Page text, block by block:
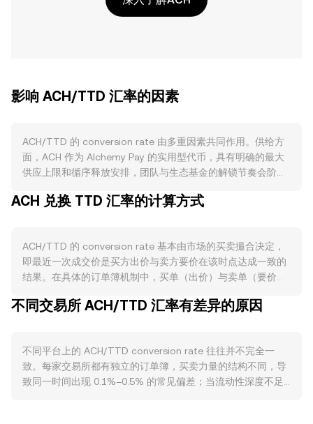
影响 ACH/TTD 汇率的因素
ACH/TTD 的 conversion rate 由多重因素共同作用。供给方
面，ACH 作为 Alchemy Pay 的实用型代币，具有明确的最大
供应上限和循序释放安排，团队与生态基金的解锁节奏会阶段
（若经社区治理通过）则可能减少流通供给；此外，生态激励
网关、以及商户支付网络直接相关：跨境收单整合、与电商和
支付渠道的对接、交易费抵扣与奖励机制、以及新地区或合作
伙伴上线时的网络活跃度，都会提升对 ACH 的使用与持有需
场的风险偏好与资金流向往往主导短期波动；TTD 的强弱也会
基本面与汇制变化，都会反映到以 TTD 展示的价格中。监管
方面，作为连接法币与加密资产的支付与出入金网络，任何关
于牌照、KYC/AML 要求、地区性合规准入及对支付类代币的
ACH 兑换 TTD 汇率的计算方式
ACH/TTD 的 conversion rate 基本由市场的买卖撮合决定，
即最近一次成交价是买方出价与卖方要价在该时点达成一致的
结果。在具体的订单簿机制中，买单（出价）与卖单（要价）
称为点差，而两者的平均值可视为参考的中间价。跨多个交易
Volume_i，成交量更大的平台会对该参考价产生更大的影响。
在进行简单换算时，TTD 数值 = ACH 数量 × conversion
rate，而若已知目标的 TTD 数值，则 ACH 数量 = TTD 数值 /
不同交易所 ACH/TTD 汇率有差异的原因
不同平台上的 ACH/TTD conversion rate 往往并不完全一
致。每家交易所都有独立的订单簿，买卖力量的结构不同，导
致同一时间出现 0.1%–0.5% 的常见偏差；当流动性深度不足